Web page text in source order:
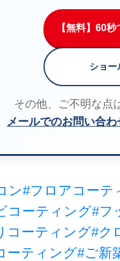
【無料】60
ショー
その他、ご不明な点
メールでのお問い合
ン#フロアコーテ
コーティング#フ
コーティング#ク
ーティング#ご新